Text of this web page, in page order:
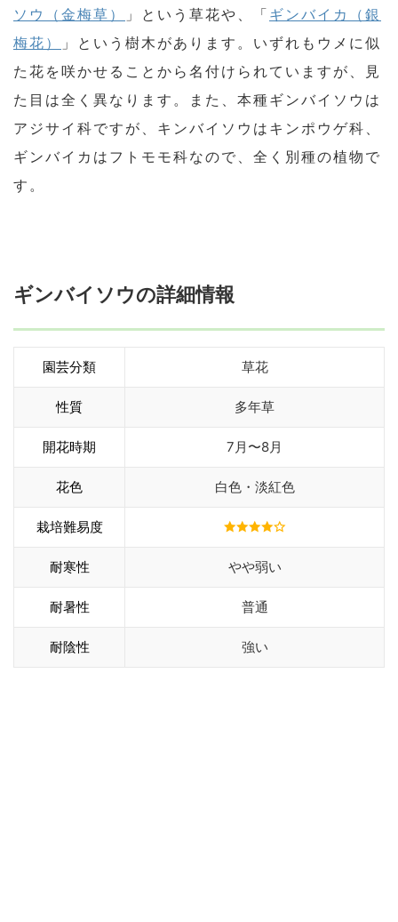
ソウ（金梅草）
」という草花や、「 ギンバイカ（銀
梅花）
」という樹木があります。いずれもウメに似
た花を咲かせることから名付けられていますが、見
た目は全く異なります。また、本種ギンバイソウは
アジサイ科ですが、キンバイソウはキンポウゲ科、
ギンバイカはフトモモ科なので、全く別種の植物で
す。
ギンバイソウの詳細情報
園芸分類 草花
性質 多年草
開花時期 7月〜8月
花色 白色・淡紅色
栽培難易度
耐寒性 やや弱い
耐暑性 普通
耐陰性 強い